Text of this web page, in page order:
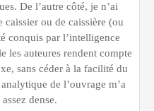
De l’autre côté, je n’ai
caissier ou de caissière (ou
conquis par l’intelligence
les auteures rendent compte
sans céder à la facilité du
de l’ouvrage m’a
dense.